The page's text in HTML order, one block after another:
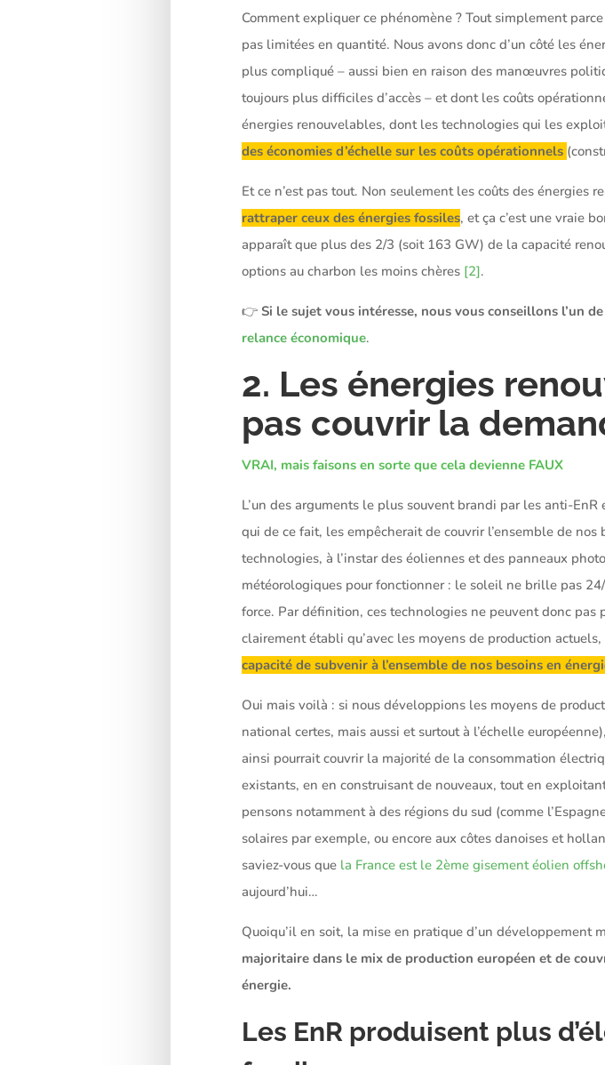
Comment expliquer ce phénomène ? Tout simplement
pas limitées en quantité. Nous avons donc d’un côté les
plus compliqué – aussi bien en raison des manœuvres
toujours plus difficiles d’accès – et dont les coûts
énergies renouvelables, dont les technologies qui les
des économies d’échelle sur les coûts opérationnels
Et ce n’est pas tout. Non seulement les coûts des énergies
rattraper ceux des énergies fossiles, et ça c’est une vraie
apparaît que plus des 2/3 (soit 163 GW) de la capacité
options au charbon les moins chères [2].
👉 Si le sujet vous intéresse, nous vous conseillons l’un
relance économique.
2. Les énergies
pas couvrir la
VRAI, mais faisons en sorte que cela devienne FAUX
L’un des arguments le plus souvent brandi par les anti-EnR
qui de ce fait, les empêcherait de couvrir l’ensemble de
technologies, à l’instar des éoliennes et des panneaux
météorologiques pour fonctionner : le soleil ne brille pas
force. Par définition, ces technologies ne peuvent donc
clairement établi qu’avec les moyens de production
capacité de subvenir à l’ensemble de nos besoins en
Oui mais voilà : si nous développions les moyens de
national certes, mais aussi et surtout à l’échelle européenne),
ainsi pourrait couvrir la majorité de la consommation
existants, en en construisant de nouveaux, tout en
pensons notamment à des régions du sud (comme
solaires par exemple, ou encore aux côtes danoises et
saviez-vous que la France est le 2ème gisement éolien
aujourd’hui…
Quoiqu’il en soit, la mise en pratique d’un développement
majoritaire dans le mix de production européen et de
énergie.
Les EnR produisent plus